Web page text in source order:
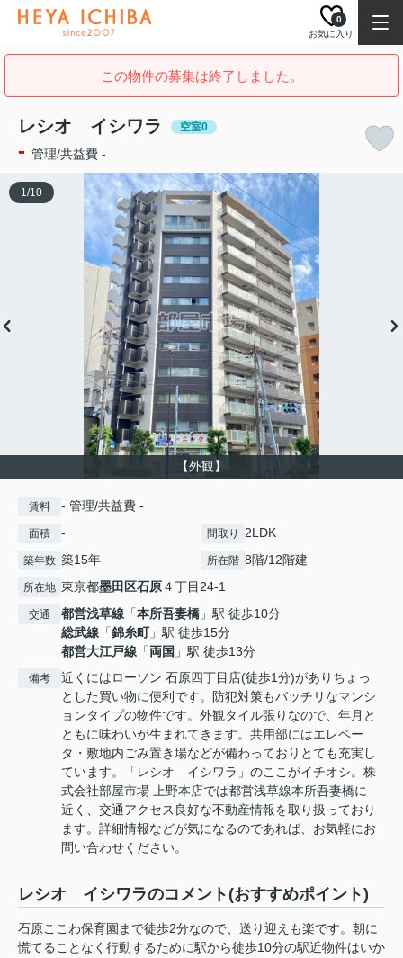
お気に入り
0
この物件の募集は終了しました。
レシオ イシワラ 空室0
- 管理/共益費 -
【外観】
1/10
賃料 - 管理/共益費 -
面積 - 間取り 2LDK
築年数 築15年 所在階 8階/12階建
所在地 東京都墨田区石原４丁目24-1
交通 都営浅草線 「本所吾妻橋 」駅 徒歩10分
総武線 「錦糸町」駅 徒歩15分
都営大江戸線 「両国 」駅 徒歩13分
備考
近くにはローソン 石原四丁目店(徒歩1分)がありちょっ
とした買い物に便利です。防犯対策もバッチリなマンシ
ョンタイプの物件です。外観タイル張りなので、年月と
ともに味わいが生まれてきます。共用部にはエレベー
タ・敷地内ごみ置き場などが備わっておりとても充実し
ています。「レシオ イシワラ」のここがイチオシ。株
式会社部屋市場 上野本店では都営浅草線本所吾妻橋に
近く、交通アクセス良好な不動産情報を取り扱っており
ます。詳細情報などが気になるのであれば、お気軽にお
問い合わせください。
レシオ イシワラのコメント(おすすめポイント)
石原ここわ保育園まで徒歩2分なので、送り迎えも楽です。朝に
慌てることなく行動するために駅から徒歩10分の駅近物件はいか